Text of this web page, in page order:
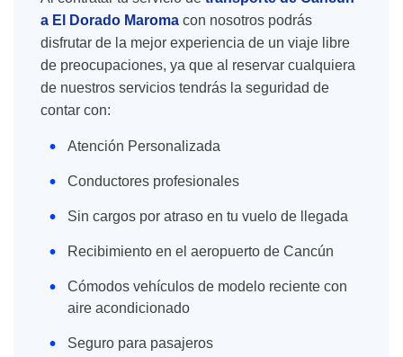
a El Dorado Maroma con nosotros podrás
disfrutar de la mejor experiencia de un viaje libre
de preocupaciones, ya que al reservar cualquiera
de nuestros servicios tendrás la seguridad de
contar con:
Atención Personalizada
Conductores profesionales
Sin cargos por atraso en tu vuelo de llegada
Recibimiento en el aeropuerto de Cancún
Cómodos vehículos de modelo reciente con
aire acondicionado
Seguro para pasajeros